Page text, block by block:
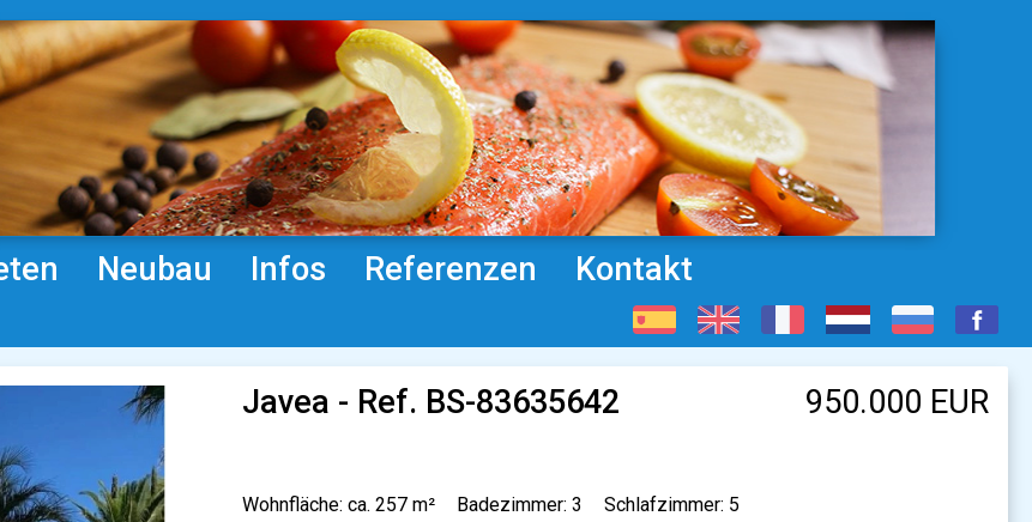
Neubau Infos Referenzen Kontakt
Javea - Ref. BS-83635642 950.000 EUR
Wohnfläche: ca. 257 m² Badezimmer: 3 Schlafzimmer: 5